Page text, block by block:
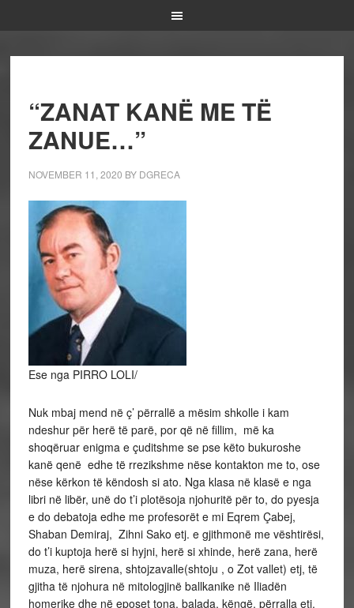
“ZANAT KANË ME TË
ZANUE…”
NOVEMBER 11, 2020 BY DGRECA
Ese nga PIRRO LOLI/
Nuk mbaj mend në ç’ përrallë a mësim shkolle i kam
ndeshur për herë të parë, por që në fillim, më ka
shoqëruar enigma e çuditshme se pse këto bukuroshe
kanë qenë edhe të rrezikshme nëse kontakton me to, ose
nëse kërkon të këndosh si ato. Nga klasa në klasë e nga
libri në libër, unë do t’i plotësoja njohuritë për to, do pyesja
e do debatoja edhe me profesorët e mi Eqrem Çabej,
Shaban Demiraj, Zihni Sako etj. e gjithmonë me vështirësi,
do t’i kuptoja herë si hyjni, herë si xhinde, herë zana, herë
muza, herë sirena, shtojzavalle(shtoju , o Zot vallet) etj, të
gjitha të njohura në mitologjinë ballkanike në Iliadën
homerike dhe në eposet tona, balada, këngë, përralla etj.